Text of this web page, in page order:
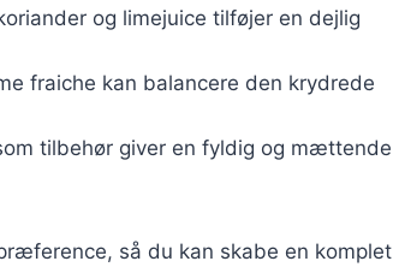
og limejuice tilføjer en dejlig
fraiche kan balancere den krydrede
tilbehør giver en fyldig og mættende
så du kan skabe en komplet